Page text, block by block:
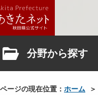
分野から探す
ージの現在位置： ホーム